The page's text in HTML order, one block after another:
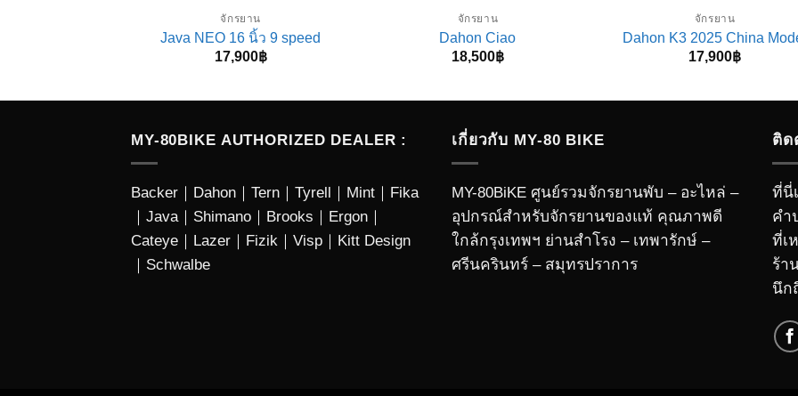
จักรยาน
Java NEO 16 นิ้ว 9 speed
17,900฿
จักรยาน
Dahon Ciao
18,500฿
จักรยาน
Dahon K3 2025 China
17,900฿
MY-80BIKE AUTHORIZED DEALER :
Backer ｜ Dahon ｜ Tern ｜ Tyrell ｜ Mint ｜ Fika
｜ Java ｜ Shimano ｜ Brooks ｜ Ergon ｜
Cateye ｜ Lazer ｜Fizik｜Visp｜Kitt Design
｜ Schwalbe
เกี่ยวกับ MY-80 BIKE
MY-80BiKE ศูนย์รวมจักรยานพับ – อะไหล่ –
อุปกรณ์สำหรับจักรยานของแท้ คุณภาพดี
ใกล้กรุงเทพฯ ย่านสำโรง – เทพารักษ์ –
ศรีนครินทร์ – สมุทรปราการ
ติด
ที่นี่
คำ
ที่เ
ร้า
นึก